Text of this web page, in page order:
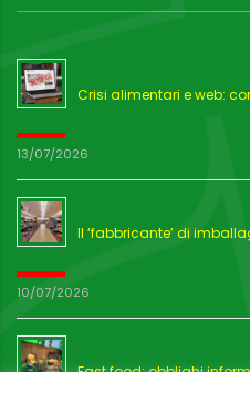
Crisi alimentari e web:
13/07/2026
Il ‘fabbricante’ di
10/07/2026
Fast food: obblighi